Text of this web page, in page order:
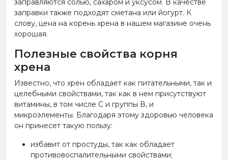
заправляются солью, сахаром и уксусом. В качестве
заправки также подходят сметана или йогурт. К
слову, цена на корень хрена в нашем магазине очень
хорошая.
Полезные свойства корня
хрена
Известно, что хрен обладает как питательными, так и
целебными свойствами, так как в нем присутствуют
витамины, в том числе С и группы В, и
микроэлементы. Благодаря этому здоровью человека
он принесет такую пользу:
избавит от простуды, так как обладает
противовоспалительными свойствами;